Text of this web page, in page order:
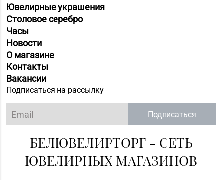
Ювелирные украшения
Столовое серебро
Часы
Новости
О магазине
Контакты
Вакансии
Подписаться на рассылку
Подписаться
БЕЛЮВЕЛИРТОРГ - СЕТЬ
ЮВЕЛИРНЫХ МАГАЗИНОВ